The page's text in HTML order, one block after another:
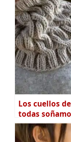
Los cuellos
todas